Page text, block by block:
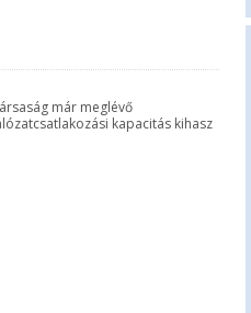
már meglévő
kapacitás kihasz